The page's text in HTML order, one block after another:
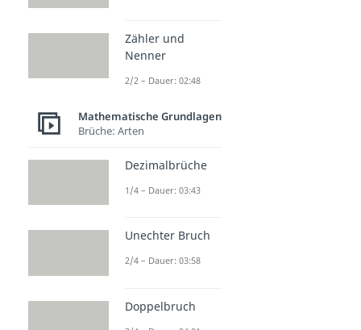
Zähler und
Nenner
2/2 – Dauer: 02:48
Mathematische Grundlagen
Brüche: Arten
Dezimalbrüche
1/4 – Dauer: 03:43
Unechter Bruch
2/4 – Dauer: 03:58
Doppelbruch